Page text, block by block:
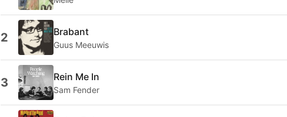
2 Brabant
Guus Meeuwis
3 Rein Me In
Sam Fender